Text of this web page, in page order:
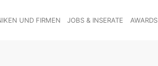
UND FIRMEN JOBS & INSERATE AWARDS